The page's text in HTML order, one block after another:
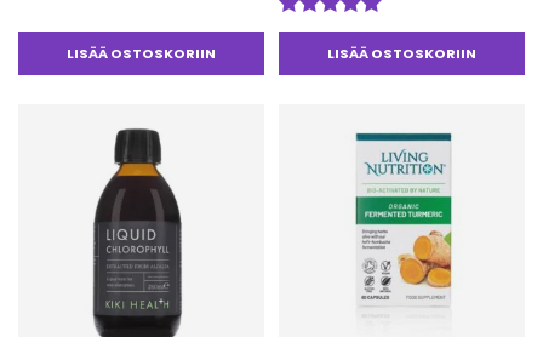
LISÄÄ OSTOSKORIIN
Arvostelu
tuotteesta:LISÄÄ OSTOSKORIIN